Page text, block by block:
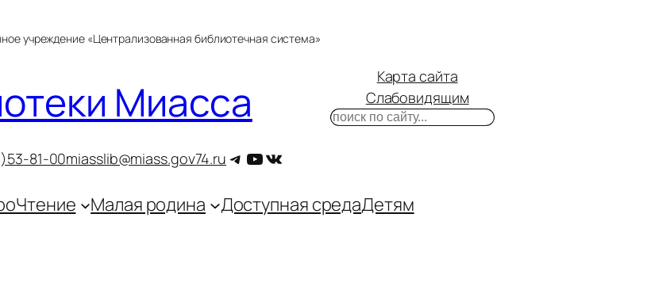
учреждение «Централизованная библиотечная система»
Миасса
81-00miasslib@miass.gov74.ru Telegram
YouTube
ВКонтакте
Карта сайта
Слабовидящим
Поиск
Малая родина Доступная средаДетям